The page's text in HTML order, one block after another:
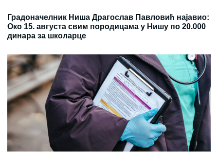
Градоначелник Ниша Драгослав Павловић најавио:
Око 15. августа свим породицама у Нишу по 20.000
динара за школарце